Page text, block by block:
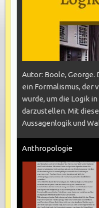
Autor: Boole, George.
ein Formalismus, der
wurde, um die Logik
darzustellen. Mit
Aussagenlogik und
Anthropologie